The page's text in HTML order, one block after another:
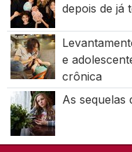
depois de já
e
crônica
As sequelas